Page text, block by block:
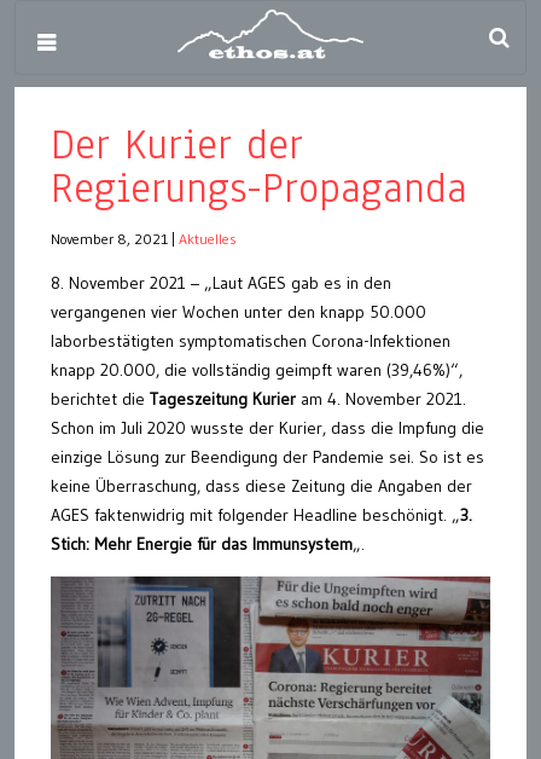
Der Kurier der
Regierungs-Propaganda
November 8, 2021 Aktuelles
8. November 2021 – „Laut AGES gab es in den
vergangenen vier Wochen unter den knapp 50.000
laborbestätigten symptomatischen Corona-Infektionen
knapp 20.000, die vollständig geimpft waren (39,46%)“,
berichtet die Tageszeitung Kurier am 4. November 2021.
Schon im Juli 2020 wusste der Kurier, dass die Impfung die
einzige Lösung zur Beendigung der Pandemie sei. So ist es
keine Überraschung, dass diese Zeitung die Angaben der
AGES faktenwidrig mit folgender Headline beschönigt. „3.
Stich: Mehr Energie für das Immunsystem„.